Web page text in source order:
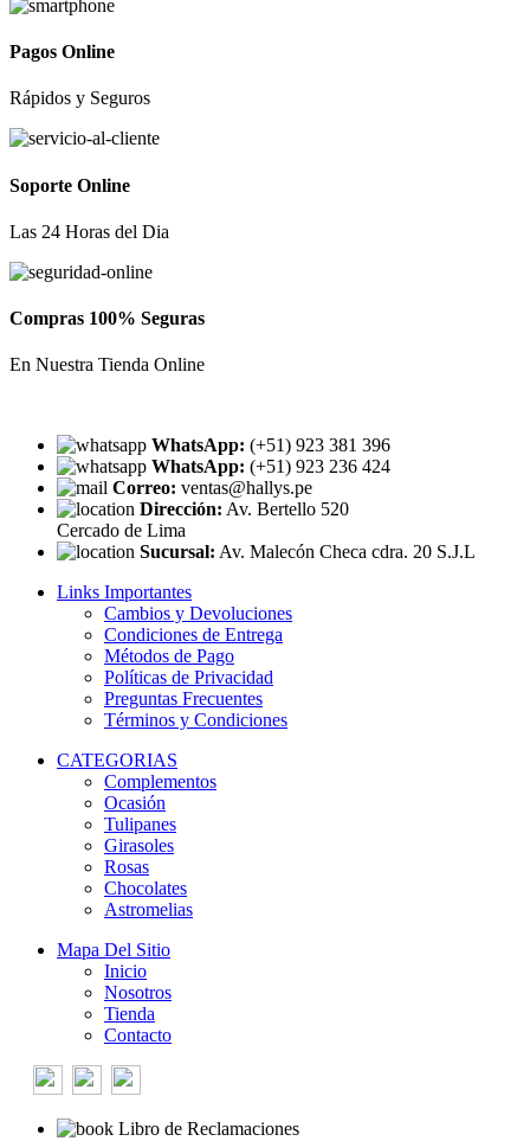
Pagos Online
Rápidos y Seguros
Soporte Online
Las 24 Horas del Dia
Compras 100% Seguras
En Nuestra Tienda Online
WhatsApp: (+51) 923 381 396
WhatsApp: (+51) 923 236 424
Correo: ventas@hallys.pe
Dirección: Av. Bertello 520
Cercado de Lima
Sucursal: Av. Malecón Checa cdra. 20 S.J.L
Links Importantes
Cambios y Devoluciones
Condiciones de Entrega
Métodos de Pago
Políticas de Privacidad
Preguntas Frecuentes
Términos y Condiciones
CATEGORIAS
Complementos
Ocasión
Tulipanes
Girasoles
Rosas
Chocolates
Astromelias
Mapa Del Sitio
Inicio
Nosotros
Tienda
Contacto
Libro de Reclamaciones